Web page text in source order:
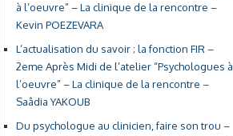
à l’oeuvre” – La clinique de la rencontre –
Kevin POEZEVARA
L’actualisation du savoir ; la fonction FIR –
2eme Après Midi de l’atelier “Psychologues à
l’oeuvre” – La clinique de la rencontre –
Saâdia YAKOUB
Du psychologue au clinicien, faire son trou –